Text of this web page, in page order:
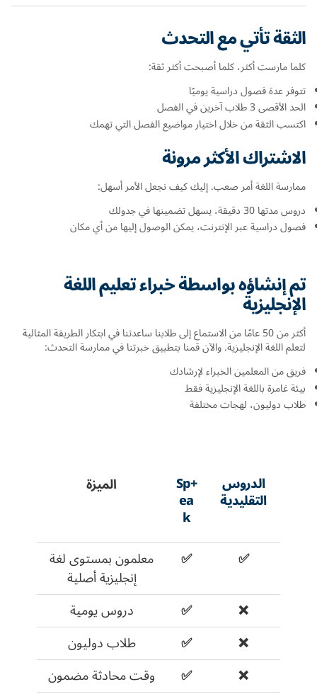
الثقة تأتي مع التحدث
كلما مارست أكثر، كلما أصبحت أكثر ثقة:
تتوفر عدة فصول دراسية يوميًا
الحد الأقصى 3 طلاب آخرين في الفصل
اكتسب الثقة من خلال اختيار مواضيع الفصل التي تهمك
الاشتراك الأكثر مرونة
ممارسة اللغة أمر صعب. إليك كيف نجعل الأمر أسهل:
دروس مدتها 30 دقيقة، يسهل تضمينها في جدولك
فصول دراسية عبر الإنترنت، يمكن الوصول إليها من أي مكان
تم إنشاؤه بواسطة خبراء تعليم اللغة
الإنجليزية
أكثر من 50 عامًا من الاستماع إلى طلابنا ساعدتنا في ابتكار الطريقة المثالية
لتعلم اللغة الإنجليزية. والآن قمنا بتطبيق خبرتنا في ممارسة التحدث:
فريق من المعلمين الخبراء لإرشادك
بيئة غامرة باللغة الإنجليزية فقط
طلاب دوليون، لهجات مختلفة
الدروس
التقليدية
+Sp
ea
k
الميزة
✅
✅ معلمون بمستوى لغة
إنجليزية أصلية
❌
✅
دروس يومية
❌
✅
طلاب دوليون
❌
✅
وقت محادثة مضمون